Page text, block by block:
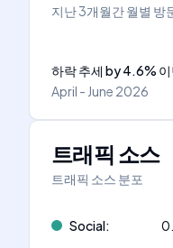
지난 3개월간 월별 방
하락 추세 by4.6%
April - June 2026
트래픽 소스
트래픽 소스 분포
Social: